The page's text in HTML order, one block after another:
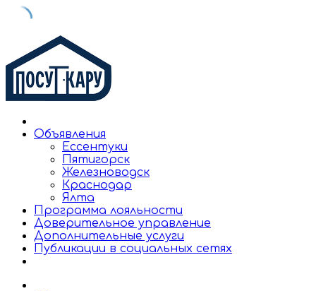
content
Объявления
Ессентуки
Пятигорск
Железноводск
Краснодар
Ялта
Программа лояльности
Доверительное управление
Дополнительные услуги
Публикации в социальных сетях